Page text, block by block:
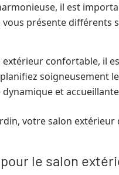
il est
présente différents
confortable, il
soigneusement
et
votre salon
le salon